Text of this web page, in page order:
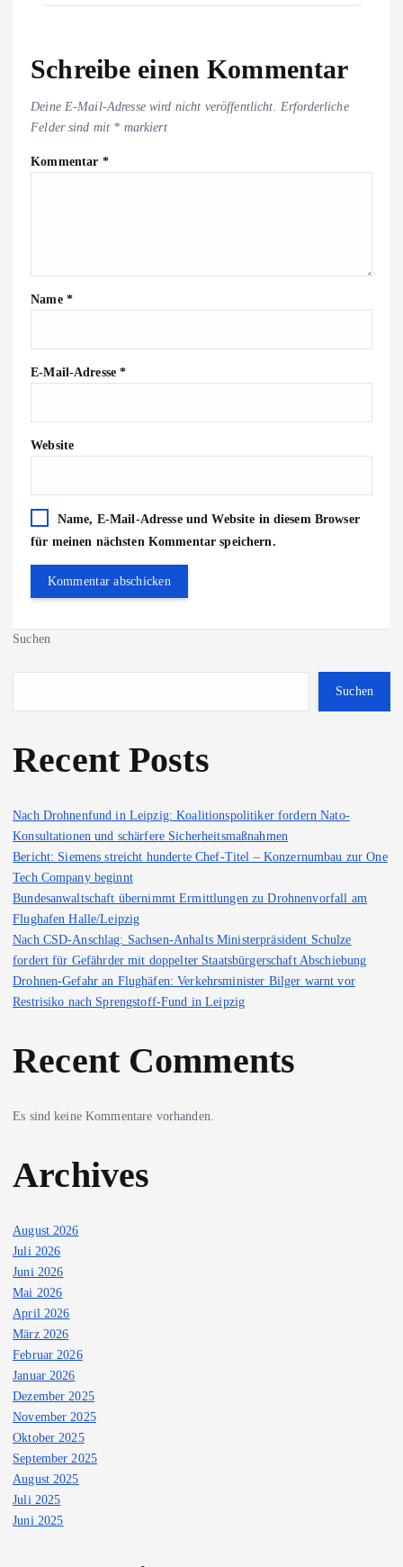
Schreibe einen Kommentar
Deine E-Mail-Adresse wird nicht veröffentlicht. Erforderliche
Felder sind mit * markiert
Kommentar *
Name *
E-Mail-Adresse*
Website
Name, E-Mail-Adresse und Website in diesem Browser
für meinen nächsten Kommentar speichern.
Suchen
Suchen
Recent Posts
Nach Drohnenfund in Leipzig: Koalitionspolitiker fordern Nato-
Konsultationen und schärfere Sicherheitsmaßnahmen
Bericht: Siemens streicht hunderte Chef-Titel – Konzernumbau zur One
Tech Company beginnt
Bundesanwaltschaft übernimmt Ermittlungen zu Drohnenvorfall am
Flughafen Halle/Leipzig
Nach CSD-Anschlag: Sachsen-Anhalts Ministerpräsident Schulze
fordert für Gefährder mit doppelter Staatsbürgerschaft Abschiebung
Drohnen-Gefahr an Flughäfen: Verkehrsminister Bilger warnt vor
Restrisiko nach Sprengstoff-Fund in Leipzig
Recent Comments
Es sind keine Kommentare vorhanden.
Archives
August 2026
Juli 2026
Juni 2026
Mai 2026
April 2026
März 2026
Februar 2026
Januar 2026
Dezember 2025
November 2025
Oktober 2025
September 2025
August 2025
Juli 2025
Juni 2025